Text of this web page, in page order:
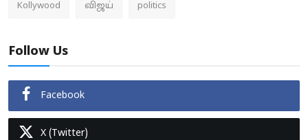
Kollywood விஜய் politics
Follow Us
Facebook
X (Twitter)